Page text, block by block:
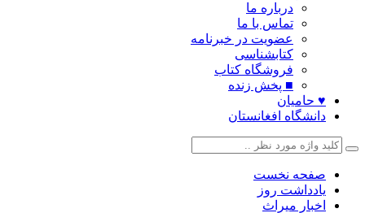
درباره ما
تماس با ما
عضویت در خبرنامه
کتابشناسی
فروشگاه کتاب
■ پخش زنده
♥ حامیان
دانشگاه افغانستان
صفحه نخست
یادداشت روز
اخبار میراث